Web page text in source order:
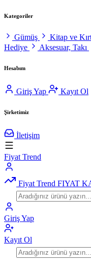
Kategoriler
Gümüş Kitap ve
Hediye
Aksesuar, Takı
Hesabım
Giriş Yap Kayıt Ol
Şirketimiz
İletişim
Fiyat Trend
Fiyat Trend FIYAT
Giriş Yap
Kayıt Ol